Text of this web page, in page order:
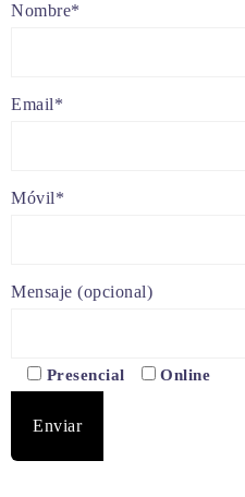
Nombre*
Email*
Móvil*
Mensaje (opcional)
Presencial Online